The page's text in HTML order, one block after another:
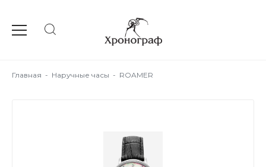
Главная - Наручные часы - ROAMER